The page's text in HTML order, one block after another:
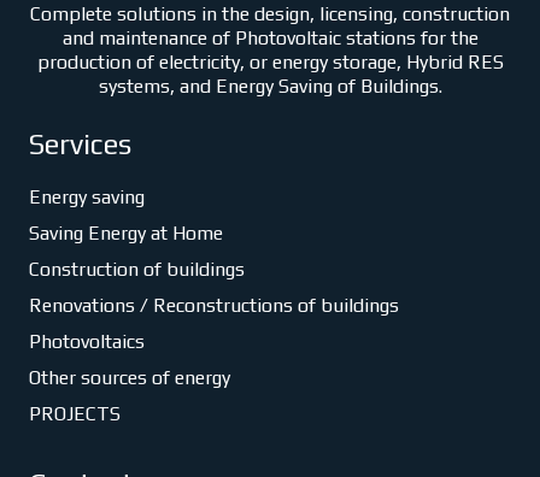
Complete solutions in the design, licensing, construction
and maintenance of Photovoltaic stations for the
production of electricity, or energy storage, Hybrid RES
systems, and Energy Saving of Buildings.
Services
Energy saving
Saving Energy at Home
Construction of buildings
Renovations / Reconstructions of buildings
Photovoltaics
Other sources of energy
PROJECTS